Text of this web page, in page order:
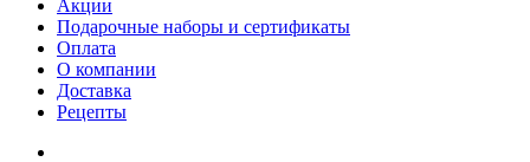
Акции
Подарочные наборы и сертификаты
Оплата
О компании
Доставка
Рецепты